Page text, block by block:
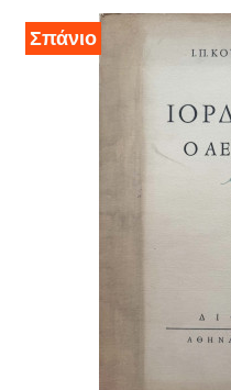
Σπάνιο